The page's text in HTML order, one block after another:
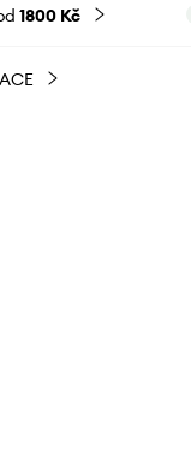
1800 Kč